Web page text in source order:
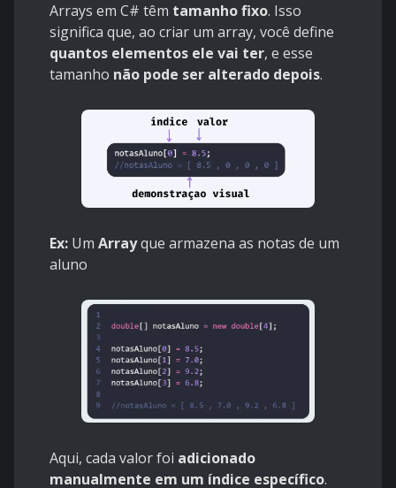
Arrays em C# têm tamanho fixo. Isso
significa que, ao criar um array, você define
quantos elementos ele vai ter, e esse
tamanho não pode ser alterado depois.
Ex: Um Arrayque armazena as notas de um
aluno
Aqui, cada valor foi adicionado
manualmente em um índice específico.